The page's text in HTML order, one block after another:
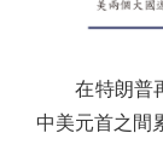
在特朗普再
中美元首之間